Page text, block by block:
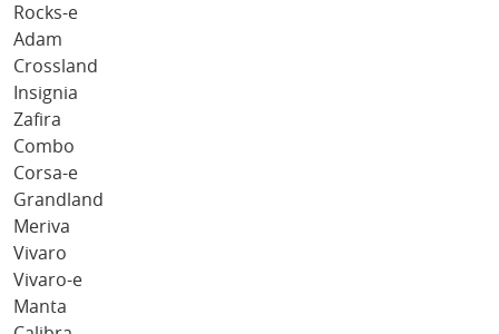
Rocks-e
Adam
Crossland
Insignia
Zafira
Combo
Corsa-e
Grandland
Meriva
Vivaro
Vivaro-e
Manta